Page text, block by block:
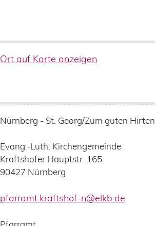
Ort auf Karte anzeigen
Nürnberg - St. Georg/Zum guten Hirten
Evang.-Luth. Kirchengemeinde
Kraftshofer Hauptstr. 165
90427 Nürnberg
pfarramt.kraftshof-n@elkb.de